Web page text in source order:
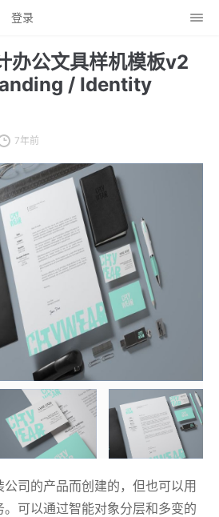
登录
办公文具样机模板v2
/ Identity
7年前
司的产品而创建的，但也可以用
可以通过智能对象分层和多变的